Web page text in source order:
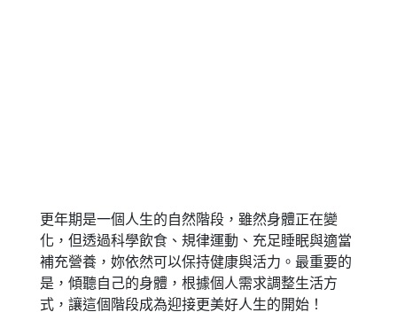
更年期是一個人生的自然階段，雖然身體正在變
化，但透過科學飲食、規律運動、充足睡眠與適當
補充營養，妳依然可以保持健康與活力。最重要的
是，傾聽自己的身體，根據個人需求調整生活方
式，讓這個階段成為迎接更美好人生的開始！